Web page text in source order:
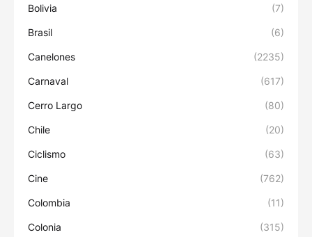
Bolivia (7)
Brasil (6)
Canelones (2235)
Carnaval (617)
Cerro Largo (80)
Chile (20)
Ciclismo (63)
Cine (762)
Colombia (11)
Colonia (315)